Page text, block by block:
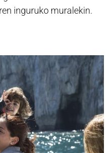
inguruko muralekin.